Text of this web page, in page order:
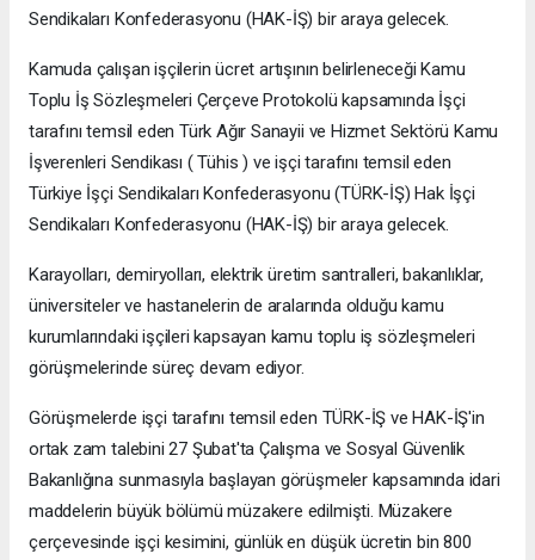
Sendikaları Konfederasyonu (HAK-İŞ) bir araya gelecek.
Kamuda çalışan işçilerin ücret artışının belirleneceği Kamu
Toplu İş Sözleşmeleri Çerçeve Protokolü kapsamında İşçi
tarafını temsil eden Türk Ağır Sanayii ve Hizmet Sektörü Kamu
İşverenleri Sendikası ( Tühis ) ve işçi tarafını temsil eden
Türkiye İşçi Sendikaları Konfederasyonu (TÜRK-İŞ) Hak İşçi
Sendikaları Konfederasyonu (HAK-İŞ) bir araya gelecek.
Karayolları, demiryolları, elektrik üretim santralleri, bakanlıklar,
üniversiteler ve hastanelerin de aralarında olduğu kamu
kurumlarındaki işçileri kapsayan kamu toplu iş sözleşmeleri
görüşmelerinde süreç devam ediyor.
Görüşmelerde işçi tarafını temsil eden TÜRK-İŞ ve HAK-İŞ'in
ortak zam talebini 27 Şubat'ta Çalışma ve Sosyal Güvenlik
Bakanlığına sunmasıyla başlayan görüşmeler kapsamında idari
maddelerin büyük bölümü müzakere edilmişti. Müzakere
çerçevesinde işçi kesimini, günlük en düşük ücretin bin 800